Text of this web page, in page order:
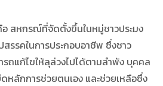
หกรณ์ที่จัดตั้งขึ้นในหมู่ชาวประมง
รรคในการประกอบอาชีพ ซึ่งชาว
รถแก้ไขให้ลุล่วงไปได้ตามลำพัง บุคคล
หลักการช่วยตนเอง และช่วยเหลือซึ่ง